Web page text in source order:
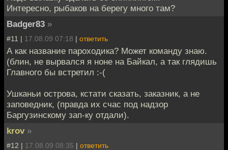
Интересно, рыбаков на берегу много там?
Badger83 »
#11 | 17.08.09 07:18 | ответить
А как название пароходика? Может команду знаю.
(блин, не вырвался я ноне на Байкал, а так глядишь
Главного бы встретил :-(
Ушканьи острова, кстати сказать, заказник, а не
заповедник, (правда их счас под надзор
Баргузинскому зап-ку отдали).
krov »
#12 | 17.08.09 08:35 | ответить